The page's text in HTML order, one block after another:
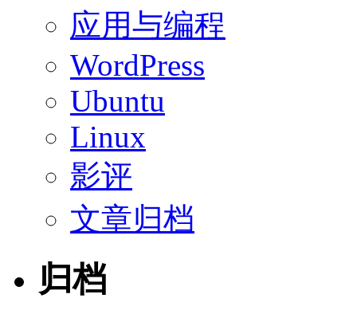
应用与编程
WordPress
Ubuntu
Linux
影评
文章归档
归档